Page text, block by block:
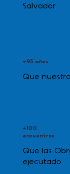
Salvador
Que
+95 años
Que las
ejecutado
+100
encuentros